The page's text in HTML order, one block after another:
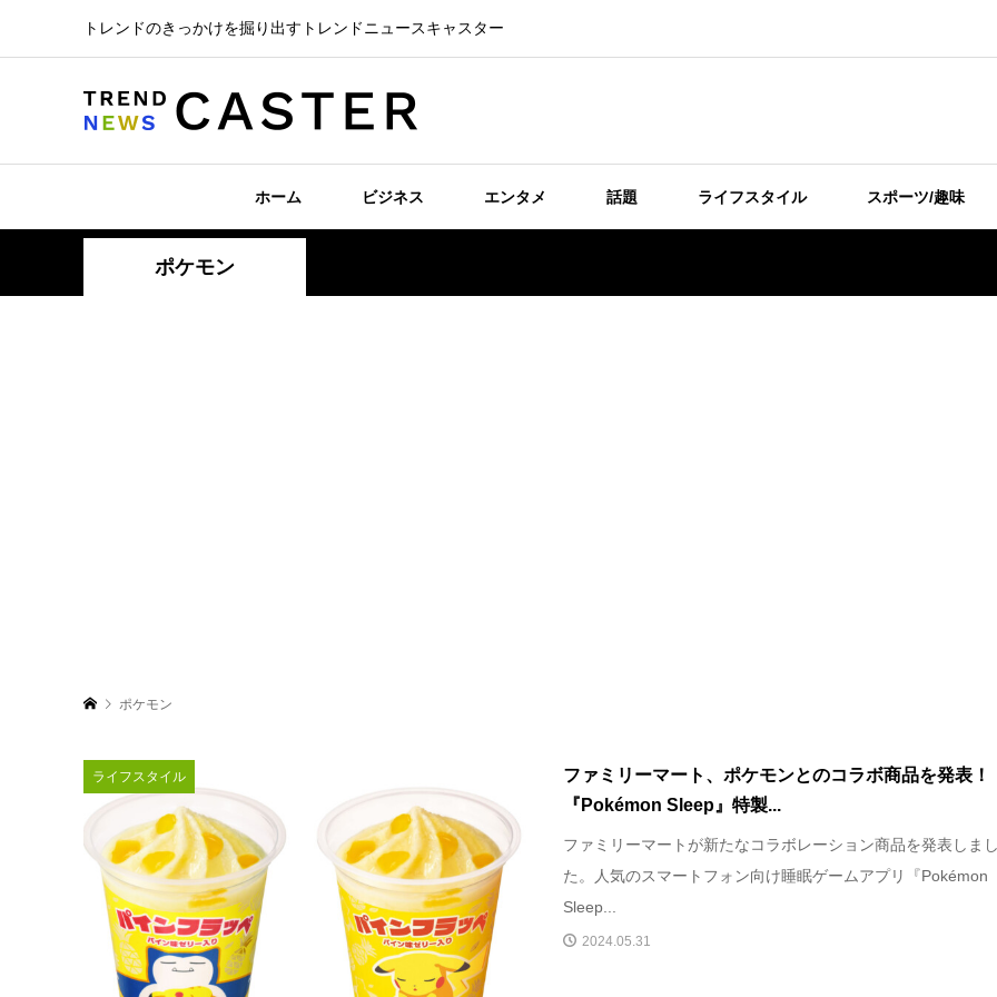
トレンドのきっかけを掘り出すトレンドニュースキャスター
ホーム ビジネス エンタメ 話題 ライフスタイル スポーツ/趣味
ポケモン
ポケモン
ライフスタイル
ファミリーマート、ポケモンとのコラボ商品を発表！
『Pokémon Sleep』特製...
ファミリーマートが新たなコラボレーション商品を発表しま
た。人気のスマートフォン向け睡眠ゲームアプリ『Pokémon
Sleep...
2024.05.31